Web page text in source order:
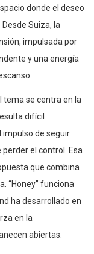
donde el deseo
Suiza, la
impulsada por
y una energía
tema se centra en la
difícil
impulso de seguir
el control. Esa
que combina
“Honey” funciona
ha desarrollado en
en la
abiertas.